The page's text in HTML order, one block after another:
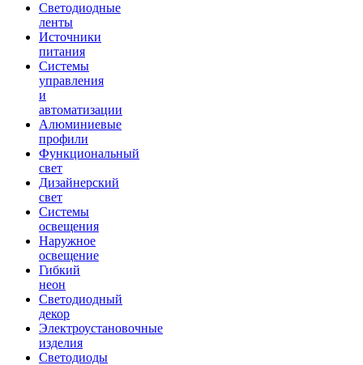
Светодиодные
ленты
Источники
питания
Системы
управления
и
автоматизации
Алюминиевые
профили
Функциональный
свет
Дизайнерский
свет
Системы
освещения
Наружное
освещение
Гибкий
неон
Светодиодный
декор
Электроустановочные
изделия
Светодиоды